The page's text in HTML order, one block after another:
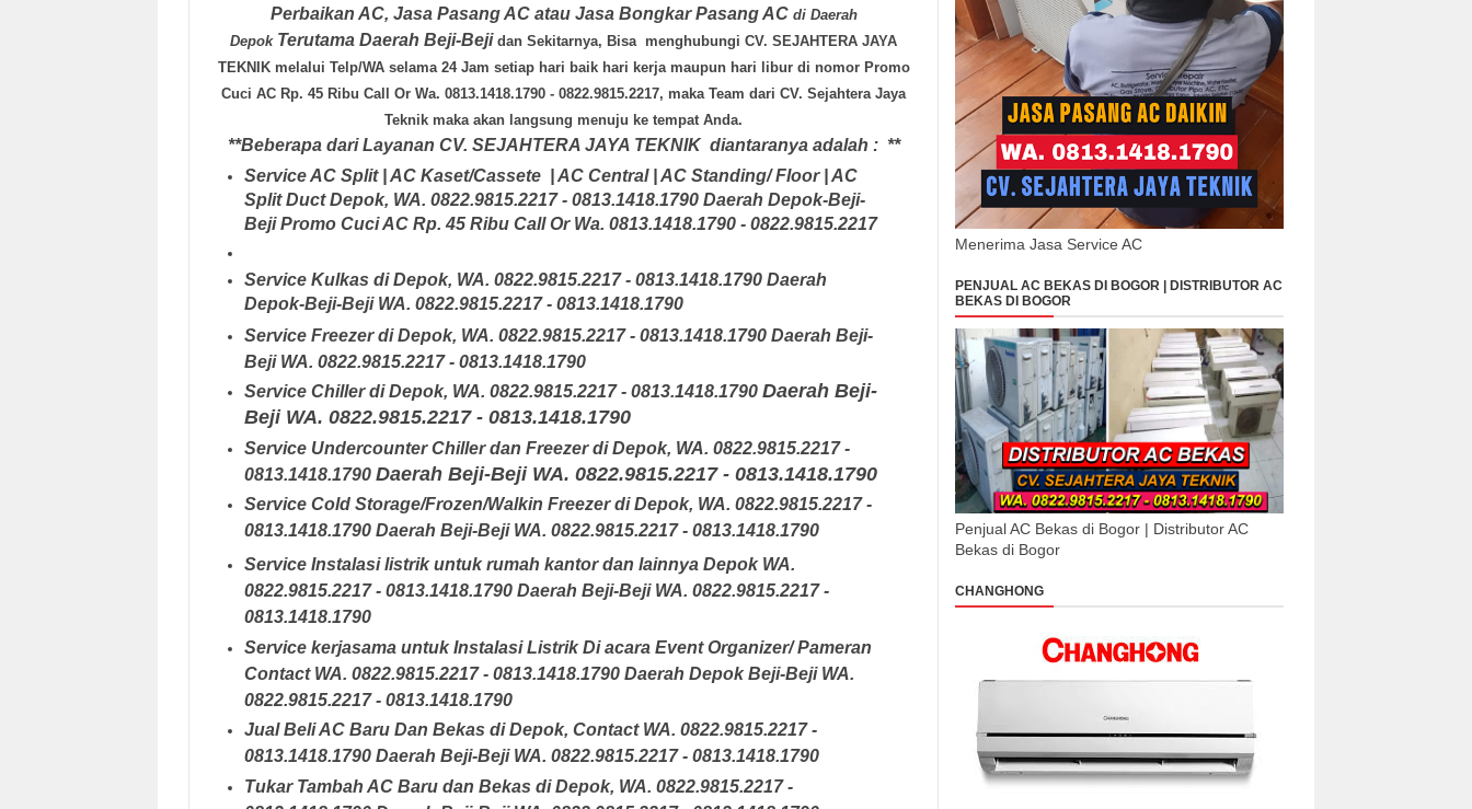
Perbaikan AC, Jasa Pasang AC atau Jasa Bongkar Pasang ACdi Daerah
DepokTerutama Daerah Beji-Beji dan Sekitarnya, Bisa menghubungi CV. SEJAHTERA JAYA
TEKNIKmelalui Telp/WA selama 24 Jam setiap hari baik hari kerja maupun hari libur di nomor Promo
Cuci AC Rp. 45 Ribu Call Or Wa. 0813.1418.1790 - 0822.9815.2217, maka Team dari CV. Sejahtera Jaya
Teknik maka akan langsung menuju ke tempat Anda.
**Beberapa dari Layanan CV. SEJAHTERA JAYA TEKNIKdiantaranya adalah : **
Service AC Split | AC Kaset/Cassete | AC Central | AC Standing/ Floor | AC
Split Duct Depok, WA. 0822.9815.2217 - 0813.1418.1790 Daerah Depok-Beji-
BejiPromo Cuci AC Rp. 45 Ribu Call Or Wa. 0813.1418.1790 - 0822.9815.2217
Service Kulkas di Depok, WA. 0822.9815.2217 - 0813.1418.1790 Daerah
Depok-Beji-Beji WA. 0822.9815.2217 - 0813.1418.1790
Service Freezer di Depok, WA. 0822.9815.2217 - 0813.1418.1790 Daerah Beji-
Beji WA. 0822.9815.2217 - 0813.1418.1790
Service Chiller di Depok, WA. 0822.9815.2217 - 0813.1418.1790 Daerah Beji-
Beji WA. 0822.9815.2217 - 0813.1418.1790
Service Undercounter Chiller dan Freezer di Depok, WA. 0822.9815.2217 -
0813.1418.1790 Daerah Beji-Beji WA. 0822.9815.2217 - 0813.1418.1790
Service Cold Storage/Frozen/Walkin Freezer di Depok, WA. 0822.9815.2217 -
0813.1418.1790 Daerah Beji-Beji WA. 0822.9815.2217 - 0813.1418.1790
Service Instalasi listrik untuk rumah kantor dan lainnya Depok WA.
0822.9815.2217 - 0813.1418.1790 Daerah Beji-Beji WA. 0822.9815.2217 -
0813.1418.1790
Service kerjasama untuk Instalasi Listrik Di acara Event Organizer/ Pameran
Contact WA. 0822.9815.2217 - 0813.1418.1790 Daerah Depok Beji-Beji WA.
0822.9815.2217 - 0813.1418.1790
Jual Beli AC Baru Dan Bekas di Depok, Contact WA. 0822.9815.2217 -
0813.1418.1790 Daerah Beji-Beji WA. 0822.9815.2217 - 0813.1418.1790
Tukar Tambah AC Baru dan Bekas di Depok, WA. 0822.9815.2217 -
Menerima Jasa Service AC
PENJUAL AC BEKAS DI BOGOR | DISTRIBUTOR AC
BEKAS DI BOGOR
Penjual AC Bekas di Bogor | Distributor AC
Bekas di Bogor
CHANGHONG